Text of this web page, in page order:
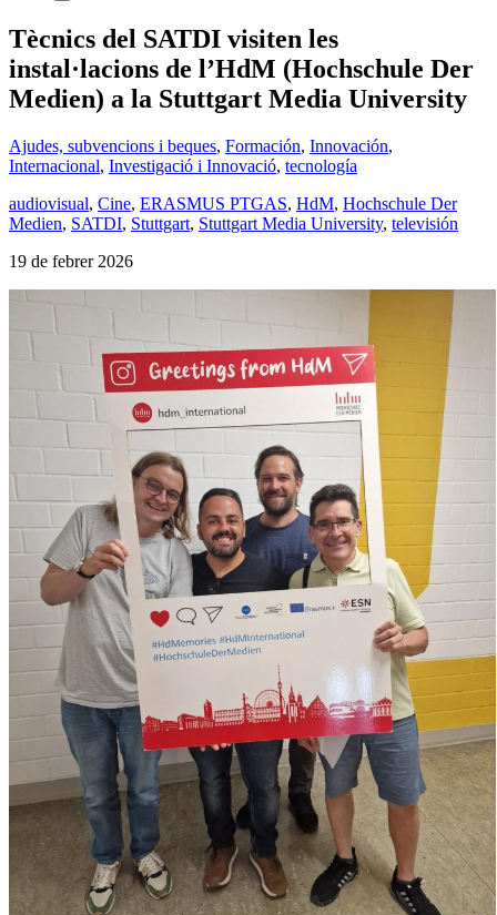
Tècnics del SATDI visiten les
instal·lacions de l’HdM (Hochschule Der
Medien) a la Stuttgart Media University
Ajudes, subvencions i beques, Formación, Innovación,
Internacional, Investigació i Innovació, tecnología
audiovisual, Cine, ERASMUS PTGAS, HdM, Hochschule Der
Medien, SATDI, Stuttgart, Stuttgart Media University, televisión
19 de febrer 2026